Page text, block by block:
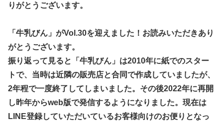
りがとうございます。
「牛乳びん」がVol.30を迎えました！お読みいただきあり
がとうございます。
振り返って見ると「牛乳びん」は2010年に紙でのスター
トで、当時は近隣の販売店と合同で作成していましたが、
2年程で一度終了してしまいました。その後2022年に再開
し昨年からweb版で発信するようになりました。現在は
LINE登録していただいているお客様向けのお便りとなっ